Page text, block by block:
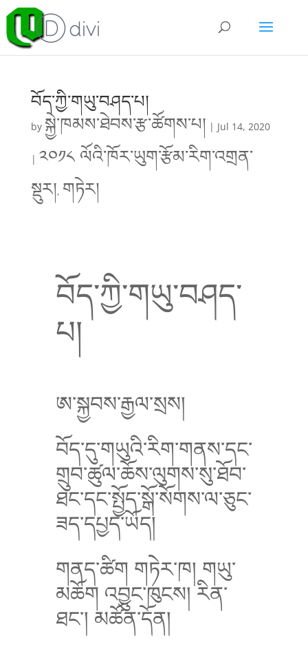
བོད་ཀྱི་གཡུ་བཤད་པ།
by སྐྱེ་ཁམས་ཐེབས་རྩ་ཚོགས་པ། | Jul 14, 2020
| ༢༠༡༨ ལོའི་ཁོར་ཡུག་རྩོམ་རིག་འགྲན་
སྡུར།, གཏེར།
བོད་ཀྱི་གཡུ་བཤད་
པ།
ཨ་སྐྱབས་རྒྱལ་སྲས།
བོད་དུ་གཡུའི་རིག་གནས་དང་
གྲུབ་ཚུལ་ཆོས་ལུགས་སུ་ཐོབ་
ཐང་དང་སྤྱོད་སྒོ་སོགས་ལ་ཅུང་
ཟད་དཔྱད་ཡོད།
གནད་ཚིག གཏེར་ཁ། གཡུ་
མཆོག འབྱུང་ཁུངས། རིན་
ཐང་། མཚོན་དོན།